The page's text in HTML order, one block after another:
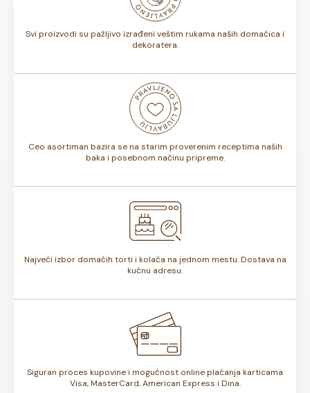
Svi proizvodi su pažljivo izrađeni veštim rukama naših domaćica i
dekoratera.
Ceo asortiman bazira se na starim proverenim receptima naših
baka i posebnom načinu pripreme.
Najveći izbor domaćih torti i kolača na jednom mestu. Dostava na
kućnu adresu.
Siguran proces kupovine i mogućnost online plaćanja karticama
Visa, MasterCard, American Express i Dina.